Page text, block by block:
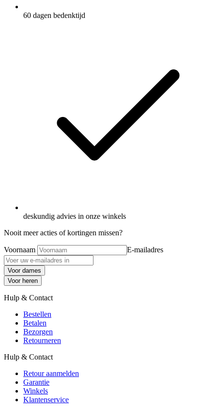
60 dagen bedenktijd
deskundig advies in onze winkels
Nooit meer acties of kortingen missen?
Voornaam E-mailadres
Voor dames
Voor heren
Hulp & Contact
Bestellen
Betalen
Bezorgen
Retourneren
Hulp & Contact
Retour aanmelden
Garantie
Winkels
Klantenservice